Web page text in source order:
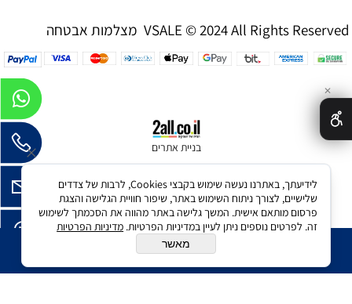
הוסף לסל
מצלמות אבטחה VSALE © 2024 All Rights Reserved
בניית אתרים
✕
לידיעתך, באתרנו נעשה שימוש בקבצי Cookies, לרבות של צדדים
שלישיים, לצורך ניתוח השימוש באתר, שיפור חוויית הגלישה והצגת
פרסום מותאם אישית. המשך גלישה באתר מהווה את הסכמתך לשימוש
זה. לפרטים נוספים ניתן לעיין במדיניות הפרטיות. מדיניות הפרטיות
מאשר